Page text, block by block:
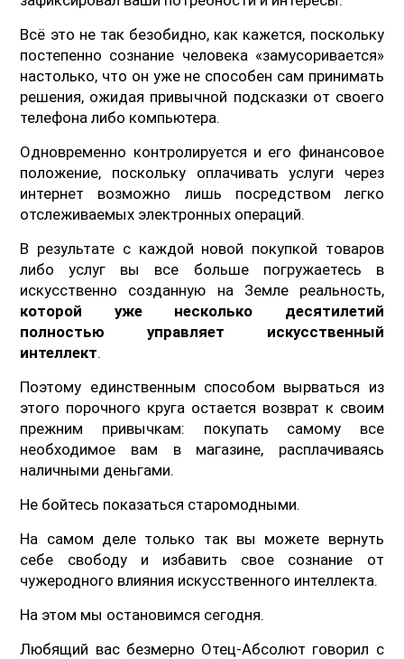
Всё это не так безобидно, как кажется, поскольку
постепенно сознание человека «замусоривается»
настолько, что он уже не способен сам принимать
решения, ожидая привычной подсказки от своего
телефона либо компьютера.
Одновременно контролируется и его финансовое
положение, поскольку оплачивать услуги через
интернет возможно лишь посредством легко
отслеживаемых электронных операций.
В результате с каждой новой покупкой товаров
либо услуг вы все больше погружаетесь в
искусственно созданную на Земле реальность,
которой уже несколько десятилетий
полностью управляет искусственный
интеллект.
Поэтому единственным способом вырваться из
этого порочного круга остается возврат к своим
прежним привычкам: покупать самому все
необходимое вам в магазине, расплачиваясь
наличными деньгами.
Не бойтесь показаться старомодными.
На самом деле только так вы можете вернуть
себе свободу и избавить свое сознание от
чужеродного влияния искусственного интеллекта.
На этом мы остановимся сегодня.
Любящий вас безмерно Отец-Абсолют говорил с